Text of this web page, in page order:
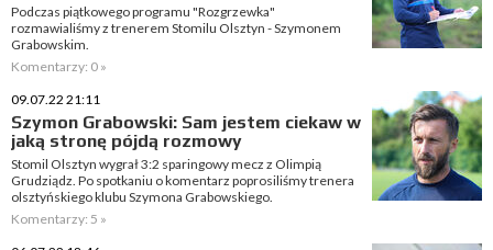
Podczas piątkowego programu "Rozgrzewka"
rozmawialiśmy z trenerem Stomilu Olsztyn - Szymonem
Grabowskim.
Komentarzy: 0 »
09.07.22 21:11
Szymon Grabowski: Sam jestem ciekaw w
jaką stronę pójdą rozmowy
Stomil Olsztyn wygrał 3:2 sparingowy mecz z Olimpią
Grudziądz. Po spotkaniu o komentarz poprosiliśmy trenera
olsztyńskiego klubu Szymona Grabowskiego.
Komentarzy: 5 »